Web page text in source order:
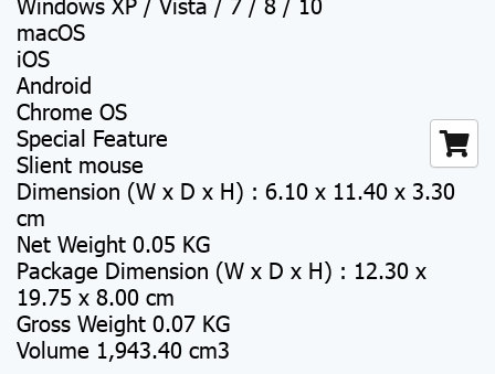
macOS
iOS
Android
Chrome OS
Special Feature
Slient mouse
Dimension (W x D x H) : 6.10 x 11.40 x 3.30
cm
Net Weight 0.05 KG
Package Dimension (W x D x H) : 12.30 x
19.75 x 8.00 cm
Gross Weight 0.07 KG
Volume 1,943.40 cm3